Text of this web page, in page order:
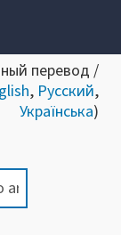
перевод /
, Русский,
Українська)